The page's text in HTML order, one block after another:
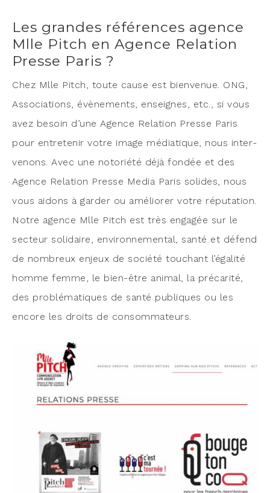
Les grandes références agence
Mlle Pitch en Agence Relation
Presse Paris ?
Chez Mlle Pitch, toute cause est bien­ve­nue. ONG,
Asso­cia­tions, évè­ne­ments, enseignes, etc., si vous
avez besoin d’une Agence Rela­tion Presse Paris
pour entre­te­nir votre image média­tique, nous inter­
ve­nons. Avec une noto­rié­té déjà fon­dée et des
Agence Rela­tion Presse Media Paris solides, nous
vous aidons à gar­der ou amé­lio­rer votre répu­ta­tion.
Notre agence Mlle Pitch est très enga­gée sur le
sec­teur soli­daire, envi­ron­ne­men­tal, san­té et défend
de nom­breux enjeux de socié­té tou­chant l’égalité
homme femme, le bien-être ani­mal, la pré­ca­ri­té,
des pro­blé­ma­tiques de san­té publiques ou les
encore les droits de consommateurs.